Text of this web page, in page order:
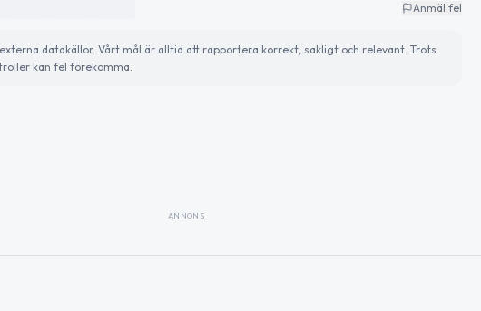
Anmäl fel
datakällor. Vårt mål är alltid att rapportera korrekt, sakligt och relevant. Trots
kan fel förekomma.
ANNONS